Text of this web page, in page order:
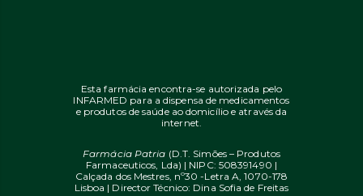
Esta farmácia encontra-se autorizada pelo
INFARMED para a dispensa de medicamentos
e produtos de saúde ao domicílio e através da
internet.
Farmácia Patria (D.T. Simões – Produtos
Farmaceuticos, Lda) | NIPC: 508391490 |
Calçada dos Mestres, nº30 -Letra A, 1070-178
Lisboa | Director Técnico: Dina Sofia de Freitas